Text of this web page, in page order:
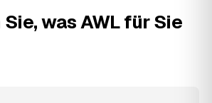
was AWL für Sie